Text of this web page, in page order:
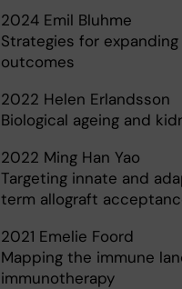
2024 Emil Bluhme
Strategies for
outcomes
2022 Helen Erlandsson
Biological ageing and
2022 Ming Han Yao
Targeting innate and
term allograft
2021 Emelie Foord
Mapping the immune
immunotherapy